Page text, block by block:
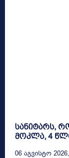
სანიტარს,
მოკლა, 4
06 Აგვისტო